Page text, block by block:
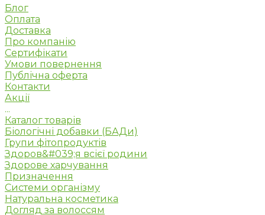
Блог
Оплата
Доставка
Про компанію
Сертифікати
Умови повернення
Публічна оферта
Контакти
Акції
...
Каталог товарів
Біологічні добавки (БАДи)
Групи фітопродуктів
Здоров&#039;я всієї родини
Здорове харчування
Призначення
Системи організму
Натуральна косметика
Догляд за волоссям